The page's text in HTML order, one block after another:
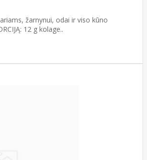
žarnynui, odai ir viso kūno
12 g kolage..